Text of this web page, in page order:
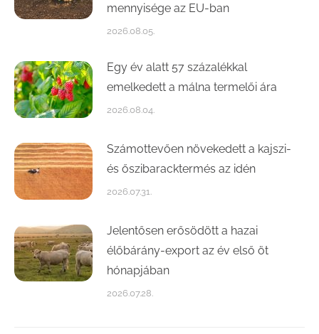
mennyisége az EU-ban
2026.08.05.
Egy év alatt 57 százalékkal
emelkedett a málna termelői ára
2026.08.04.
Számottevően növekedett a kajszi-
és őszibaracktermés az idén
2026.07.31.
Jelentősen erősödött a hazai
élőbárány-export az év első öt
hónapjában
2026.07.28.